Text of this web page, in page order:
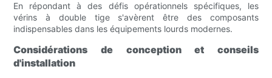
En répondant à des défis opérationnels spécifiques, les
vérins à double tige s'avèrent être des composants
indispensables dans les équipements lourds modernes.
Considérations de conception et conseils
d'installation